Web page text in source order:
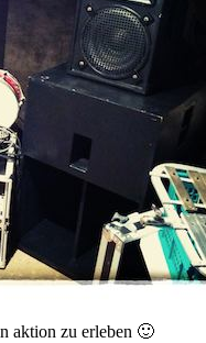
aktion zu erleben 🙂